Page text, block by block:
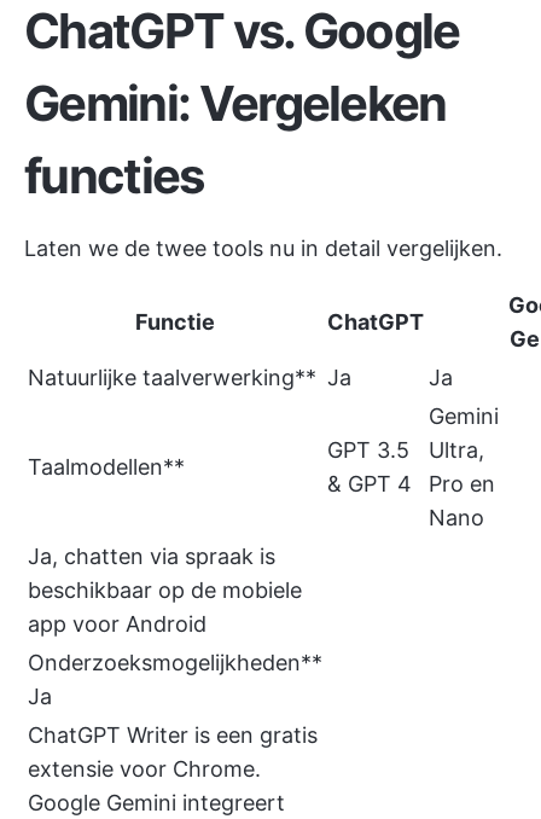
ChatGPT vs. Google
Gemini: Vergeleken
functies
Laten we de twee tools nu in detail vergelijken.
Functie ChatGPT
Natuurlijke taalverwerking** Ja Ja
Taalmodellen**
GPT 3.5
& GPT 4
Gemini
Ultra,
Pro en
Nano
Ja, chatten via spraak is
beschikbaar op de mobiele
app voor Android
Onderzoeksmogelijkheden**
Ja
ChatGPT Writer is een gratis
extensie voor Chrome.
Google Gemini integreert